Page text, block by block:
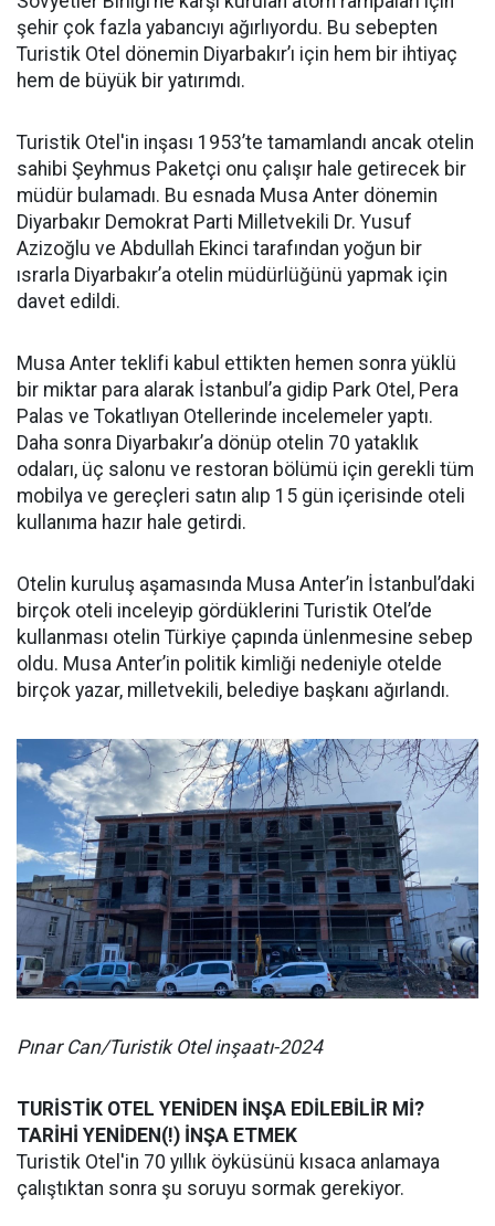
şehir çok fazla yabancıyı ağırlıyordu. Bu sebepten
Turistik Otel dönemin Diyarbakır’ı için hem bir ihtiyaç
hem de büyük bir yatırımdı.
Turistik Otel'in inşası 1953’te tamamlandı ancak otelin
sahibi Şeyhmus Paketçi onu çalışır hale getirecek bir
müdür bulamadı. Bu esnada Musa Anter dönemin
Diyarbakır Demokrat Parti Milletvekili Dr. Yusuf
Azizoğlu ve Abdullah Ekinci tarafından yoğun bir
ısrarla Diyarbakır’a otelin müdürlüğünü yapmak için
davet edildi.
Musa Anter teklifi kabul ettikten hemen sonra yüklü
bir miktar para alarak İstanbul’a gidip Park Otel, Pera
Palas ve Tokatlıyan Otellerinde incelemeler yaptı.
Daha sonra Diyarbakır’a dönüp otelin 70 yataklık
odaları, üç salonu ve restoran bölümü için gerekli tüm
mobilya ve gereçleri satın alıp 15 gün içerisinde oteli
kullanıma hazır hale getirdi.
Otelin kuruluş aşamasında Musa Anter’in İstanbul’daki
birçok oteli inceleyip gördüklerini Turistik Otel’de
kullanması otelin Türkiye çapında ünlenmesine sebep
oldu. Musa Anter’in politik kimliği nedeniyle otelde
birçok yazar, milletvekili, belediye başkanı ağırlandı.
Pınar Can/Turistik Otel inşaatı-2024
TURİSTİK OTEL YENİDEN İNŞA EDİLEBİLİR Mİ?
TARİHİ YENİDEN(!) İNŞA ETMEK
Turistik Otel'in 70 yıllık öyküsünü kısaca anlamaya
çalıştıktan sonra şu soruyu sormak gerekiyor.